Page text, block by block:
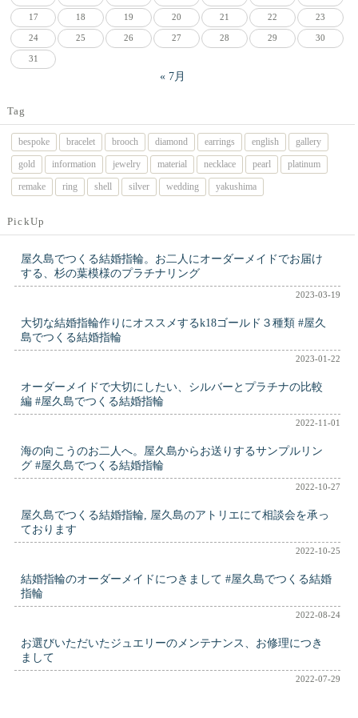
17 18 19 20 21 22 23
24 25 26 27 28 29 30
31
« 7月
Tag
bespoke bracelet brooch diamond earrings english
gallery
gold
information jewelry material necklace pearl
platinum
remake
ring shell silver wedding yakushima
PickUp
屋久島でつくる結婚指輪。お二人にオーダーメイドでお届け
する、杉の葉模様のプラチナリング
2023-03-19
大切な結婚指輪作りにオススメするk18ゴールド３種類 #屋久
島でつくる結婚指輪
2023-01-22
オーダーメイドで大切にしたい、シルバーとプラチナの比較
編 #屋久島でつくる結婚指輪
2022-11-01
海の向こうのお二人へ。屋久島からお送りするサンプルリン
グ #屋久島でつくる結婚指輪
2022-10-27
屋久島でつくる結婚指輪, 屋久島のアトリエにて相談会を承っ
ております
2022-10-25
結婚指輪のオーダーメイドにつきまして #屋久島でつくる結婚
指輪
2022-08-24
お選びいただいたジュエリーのメンテナンス、お修理につき
まして
2022-07-29